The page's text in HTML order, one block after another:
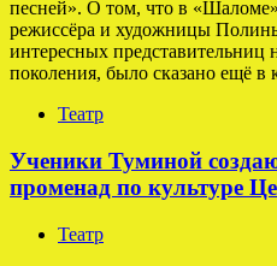
песней». О том, что в «Шаломе»
режиссёра и художницы
интересных представительниц
поколения, было сказано ещё
Театр
Ученики Туминой
променад по культуре
Театр